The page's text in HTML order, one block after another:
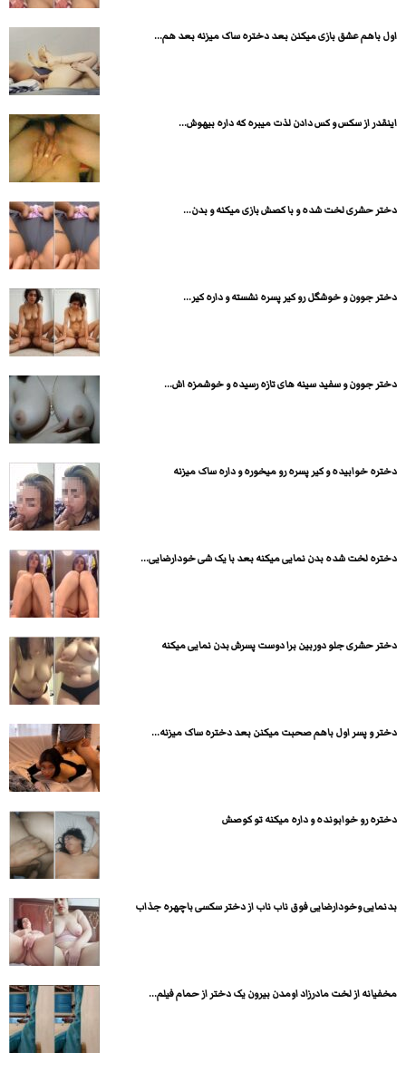
اول باهم عشق بازی میکنن بعد دختره ساک میزنه بعد هم...
اینقدر از سکس و کس دادن لذت میبره که داره بیهوش...
دختر حشری لخت شده و با کصش بازی میکنه و بدن...
دختر جوون و خوشگل رو کیر پسره نشسته و داره کیر...
دختر جوون و سفید سینه های تازه رسیده و خوشمزه اش...
دختره خوابیده و کیر پسره رو میخوره و داره ساک میزنه
دختره لخت شده بدن نمایی میکنه بعد با یک شی خودارضایی...
دختر حشری جلو دوربین برا دوست پسرش بدن نمایی میکنه
دختر و پسر اول باهم صحبت میکنن بعد دختره ساک میزنه...
دختره رو خوابونده و داره میکنه تو کوصش
بدنمایی وخودارضایی فوق ناب ناب از دختر سکسی باچهره جذاب
مخفیانه از لخت مادرزاد اومدن بیرون یک دختر از حمام فیلم...